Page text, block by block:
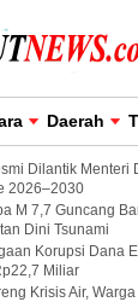
Daerah
Dilantik Menteri
2026–2030
M 7,7 Guncang
Dini Tsunami
Korupsi Dana
Miliar
Krisis Air,